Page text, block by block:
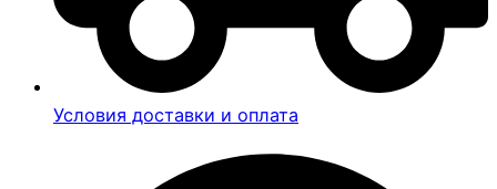
Условия доставки и оплата